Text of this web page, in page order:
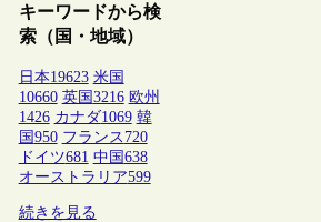
キーワードから検
索（国・地域）
日本19623 米国
10660 英国 3216 欧州
1426 カナダ1069 韓
国 950 フランス 720
ドイツ681 中国 638
オーストラリア599
続きを見る